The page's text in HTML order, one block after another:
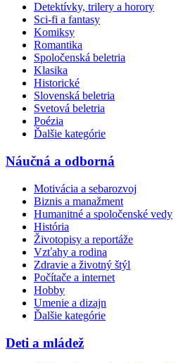
Detektívky, trilery a horory
Sci-fi a fantasy
Komiksy
Romantika
Spoločenská beletria
Klasika
Historické
Slovenská beletria
Svetová beletria
Poézia
Ďalšie kategórie
Náučná a odborná
Motivácia a sebarozvoj
Biznis a manažment
Humanitné a spoločenské vedy
História
Životopisy a reportáže
Vzťahy a rodina
Zdravie a životný štýl
Počítače a internet
Hobby
Umenie a dizajn
Ďalšie kategórie
Deti a mládež